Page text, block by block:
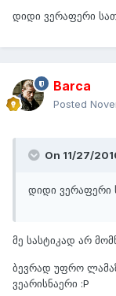
დიდი ვერაფერი
Barca
Posted
On 11/27/
დიდი ვერაფერი
მე სასტიკად არ
ბევრად უფრო
ვეარისნაერი :P